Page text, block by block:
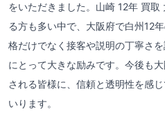
をいただきました。山崎 12年 買
る方も多い中で、大阪府で白州12
格だけでなく接客や説明の丁寧さ
にとって大きな励みです。今後も
される皆様に、信頼と透明性を感
いります。